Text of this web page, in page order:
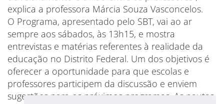
explica a professora Márcia Souza Vasconcelos.
O Programa, apresentado pelo SBT, vai ao ar
sempre aos sábados, às 13h15, e mostra
entrevistas e matérias referentes à realidade da
educação no Distrito Federal. Um dos objetivos é
oferecer a oportunidade para que escolas e
professores participem da discussão e enviem
sugestões para os próximos programas. As pautas